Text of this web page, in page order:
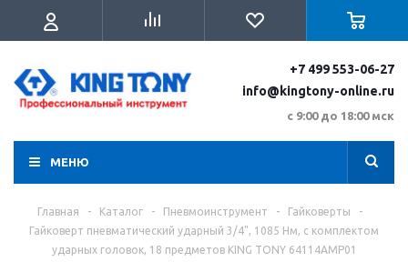
+7 499 553-06-27
info@kingtony-online.ru
с 9:00 до 18:00 мск
МЕНЮ
Главная - Каталог - Пневмоинструмент - Гайковерты
-
Гайковерт пневматический ударный 3/4", 1085 Нм, с комплектом
ударных головок, 18 предметов KING TONY 64114AMP01